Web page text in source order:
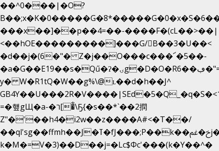
��^0���|�O?
���x��]��p��4=��-����F�(cL��>��|
<��hOE���������]���G/B��3�U��<
�d��j�(6�"� Z�j��O���c���՜�5��-
�a�G��E19��s�Qű�ʔ�ۍg�D�O�Rڢ��6�"=Uh����
y� W�R1tQ�W��g%\@ʟ��d�h��J^
=�헆gЩ�a-�ר[�̐\Ҕ{�s��*`��2撋
Z"�'��h4�i2w��z����A#<�T��/
��ql'sg��ffmh��J�ߠ�fJ���;P��k��خ�ﰬj��0��E8��6G���գN9?
k�M�=V�3)��D��j=�Lc$Φc'���(k�Y��^�